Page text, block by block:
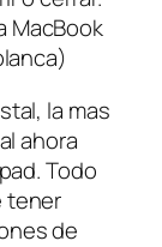
MacBook
la mas
ahora
Todo
tener
de